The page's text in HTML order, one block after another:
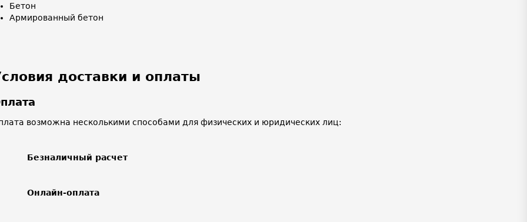
Бетон
Армированный бетон
доставки и оплаты
возможна несколькими способами для физических и юридических лиц:
Безналичный расчет
Онлайн-оплата